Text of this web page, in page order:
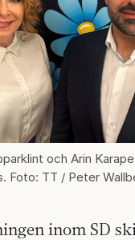
och Arin
Foto: TT / Peter
inom SD